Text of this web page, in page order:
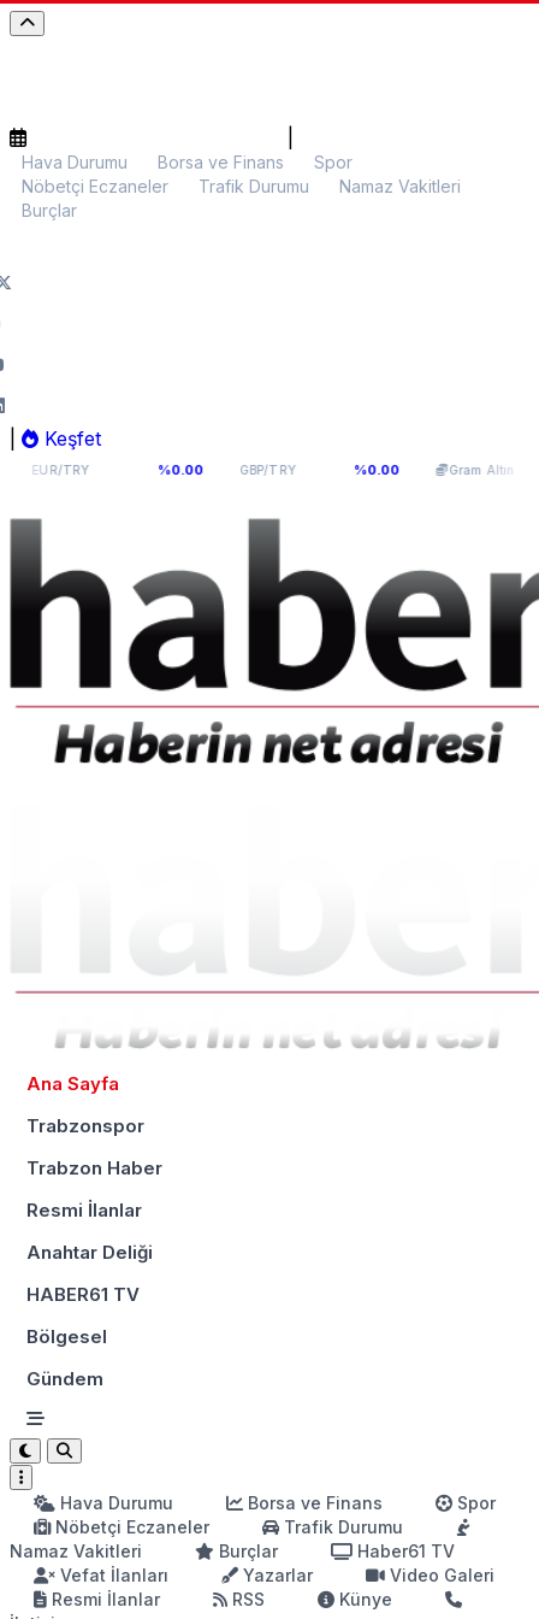
Hava Durumu Borsa ve Finans
Spor
Nöbetçi Eczaneler
Trafik Durumu
Namaz Vakitleri
Burçlar
Keşfet
55,1066 %0.00 GBP/TRY 64,291 %0.00 Gram Altın 6.088,09
Ana Sayfa
Trabzonspor
Trabzon Haber
Resmi İlanlar
Anahtar Deliği
HABER61 TV
Bölgesel
Gündem
Hava Durumu Borsa ve Finans
Spor
Nöbetçi Eczaneler
Trafik Durumu
Namaz Vakitleri
Burçlar
Haber61 TV
Vefat İlanları
Yazarlar
Video Galeri
Resmi İlanlar
RSS
Künye